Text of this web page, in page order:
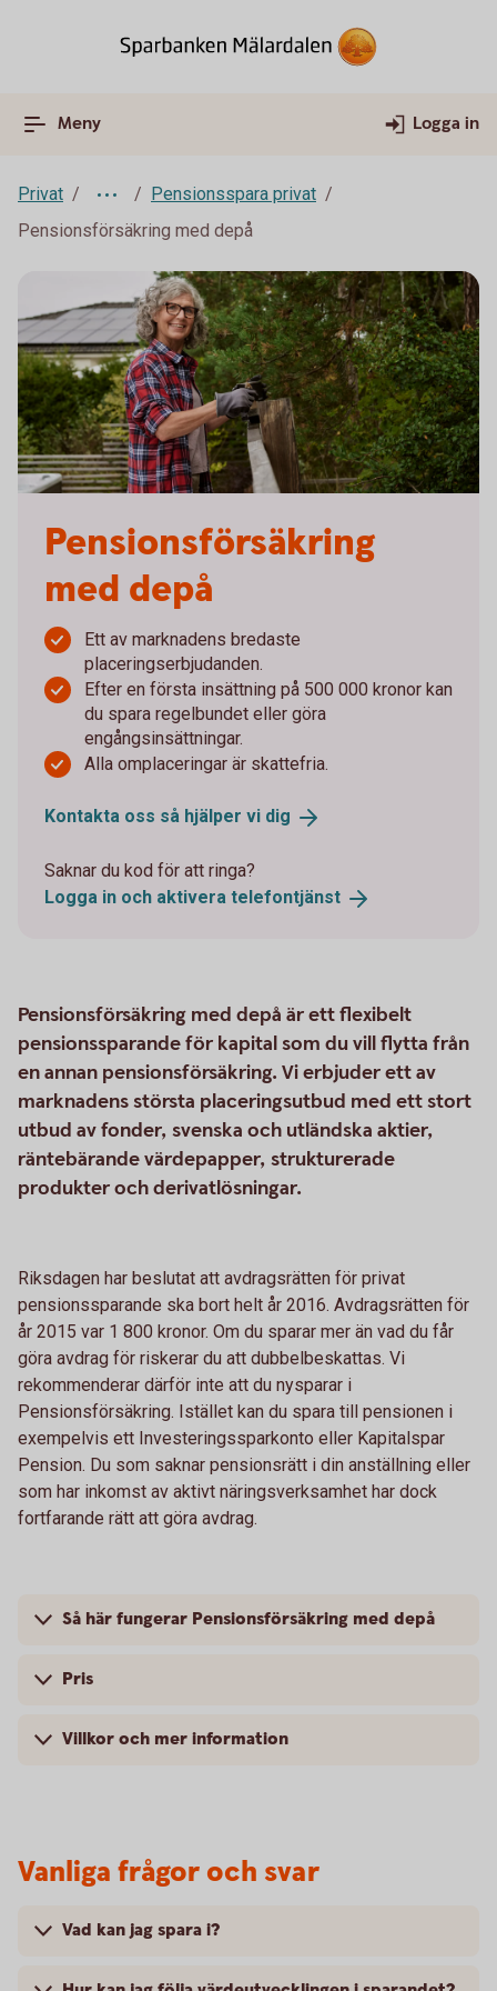
Meny Logga in
Privat
Pensionsspara privat
Pensionsförsäkring med depå
Pensionsförsäkring
med depå
Ett av marknadens bredaste
placeringserbjudanden.
Efter en första insättning på 500 000 kronor kan
du spara regelbundet eller göra
engångsinsättningar.
Alla omplaceringar är skattefria.
Kontakta oss så hjälper vi dig
Saknar du kod för att ringa?
Logga in och aktivera telefontjänst
Pensionsförsäkring med depå är ett flexibelt
pensionssparande för kapital som du vill flytta från
en annan pensionsförsäkring. Vi erbjuder ett av
marknadens största placeringsutbud med ett stort
utbud av fonder, svenska och utländska aktier,
räntebärande värdepapper, strukturerade
produkter och derivatlösningar.
Riksdagen har beslutat att avdragsrätten för privat
pensionssparande ska bort helt år 2016. Avdragsrätten för
år 2015 var 1 800 kronor. Om du sparar mer än vad du får
göra avdrag för riskerar du att dubbelbeskattas. Vi
rekommenderar därför inte att du nysparar i
Pensionsförsäkring. Istället kan du spara till pensionen i
exempelvis ett Investeringssparkonto eller Kapitalspar
Pension. Du som saknar pensionsrätt i din anställning eller
som har inkomst av aktivt näringsverksamhet har dock
fortfarande rätt att göra avdrag.
Så här fungerar Pensionsförsäkring med depå
Pris
Villkor och mer information
Vanliga frågor och svar
Vad kan jag spara i?